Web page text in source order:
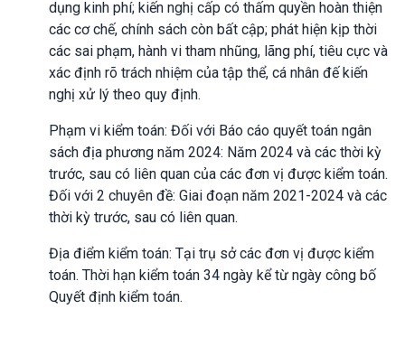
dụng kinh phí; kiến nghị cấp có thấm quyền hoàn thiện
các cơ chế, chính sách còn bất cập; phát hiện kịp thời
các sai phạm, hành vi tham nhũng, lãng phí, tiêu cực và
xác định rõ trách nhiệm của tập thể, cá nhân đế kiến
nghị xử lý theo quy định.
Phạm vi kiểm toán: Đối với Báo cáo quyết toán ngân
sách địa phương năm 2024: Năm 2024 và các thời kỳ
trước, sau có liên quan của các đơn vị được kiểm toán.
Đối với 2 chuyên đề: Giai đoạn năm 2021-2024 và các
thời kỳ trước, sau có liên quan.
Địa điểm kiểm toán: Tại trụ sở các đơn vị được kiểm
toán. Thời hạn kiểm toán 34 ngày kể từ ngày công bố
Quyết định kiểm toán.